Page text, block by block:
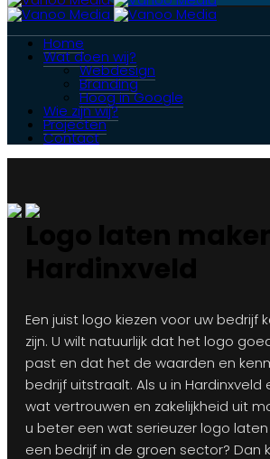
Home
Wat doen wij?
Webdesign
Branding
Hoog in Google
Wie zijn wij?
Projecten
Contact
Een juist logo kiezen voor uw bedrijf
zijn. U wilt natuurlijk dat het logo
past en dat het de waarden en
bedrijf uitstraalt. Als u in
wat vertrouwen en zakelijkheid uit
u beter een wat serieuzer logo
een bedrijf in de groen sector? Dan